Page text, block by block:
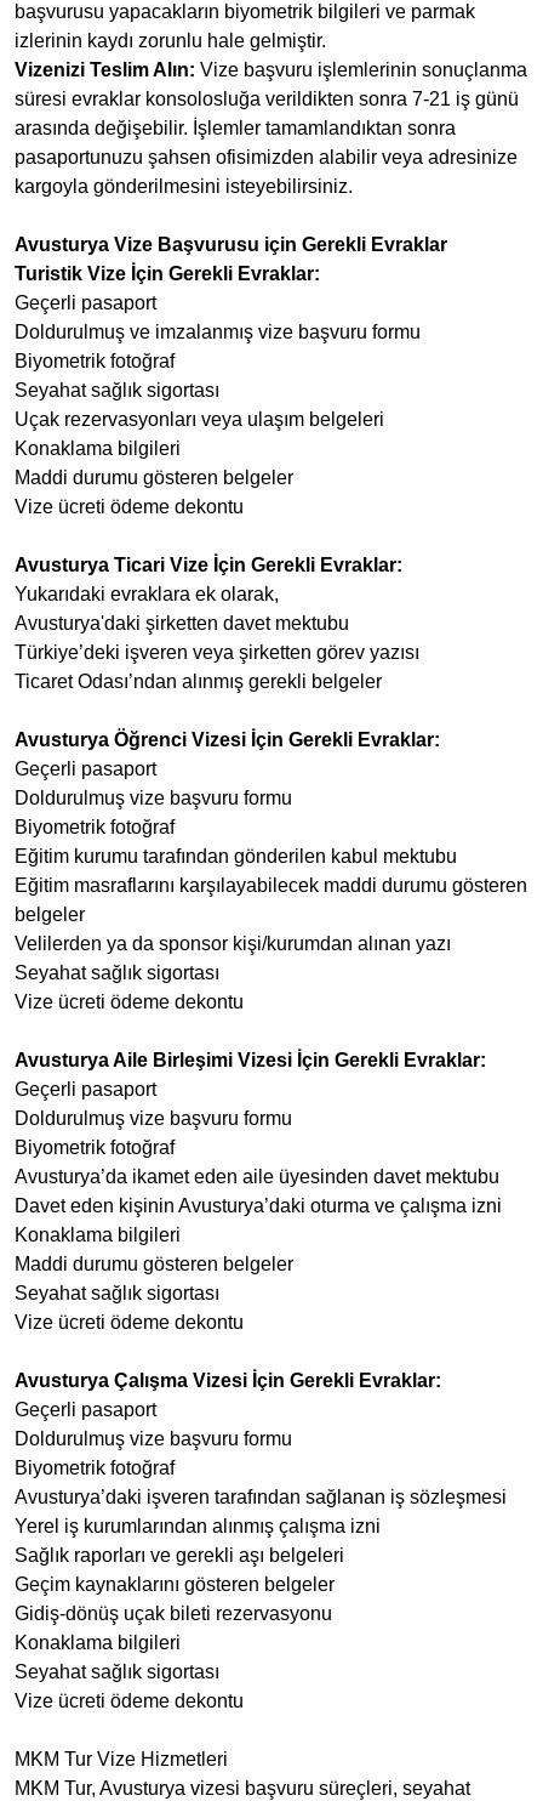
başvurusu yapacakların biyometrik bilgileri ve parmak
izlerinin kaydı zorunlu hale gelmiştir.
Vizenizi Teslim Alın: Vize başvuru işlemlerinin sonuçlanma
süresi evraklar konsolosluğa verildikten sonra 7-21 iş günü
arasında değişebilir. İşlemler tamamlandıktan sonra
pasaportunuzu şahsen ofisimizden alabilir veya adresinize
kargoyla gönderilmesini isteyebilirsiniz.
Avusturya Vize Başvurusu için Gerekli Evraklar
Turistik Vize İçin Gerekli Evraklar:
Geçerli pasaport
Doldurulmuş ve imzalanmış vize başvuru formu
Biyometrik fotoğraf
Seyahat sağlık sigortası
Uçak rezervasyonları veya ulaşım belgeleri
Konaklama bilgileri
Maddi durumu gösteren belgeler
Vize ücreti ödeme dekontu
Avusturya Ticari Vize İçin Gerekli Evraklar:
Yukarıdaki evraklara ek olarak,
Avusturya'daki şirketten davet mektubu
Türkiye’deki işveren veya şirketten görev yazısı
Ticaret Odası’ndan alınmış gerekli belgeler
Avusturya Öğrenci Vizesi İçin Gerekli Evraklar:
Geçerli pasaport
Doldurulmuş vize başvuru formu
Biyometrik fotoğraf
Eğitim kurumu tarafından gönderilen kabul mektubu
Eğitim masraflarını karşılayabilecek maddi durumu gösteren
belgeler
Velilerden ya da sponsor kişi/kurumdan alınan yazı
Seyahat sağlık sigortası
Vize ücreti ödeme dekontu
Avusturya Aile Birleşimi Vizesi İçin Gerekli Evraklar:
Geçerli pasaport
Doldurulmuş vize başvuru formu
Biyometrik fotoğraf
Avusturya’da ikamet eden aile üyesinden davet mektubu
Davet eden kişinin Avusturya’daki oturma ve çalışma izni
Konaklama bilgileri
Maddi durumu gösteren belgeler
Seyahat sağlık sigortası
Vize ücreti ödeme dekontu
Avusturya Çalışma Vizesi İçin Gerekli Evraklar:
Geçerli pasaport
Doldurulmuş vize başvuru formu
Biyometrik fotoğraf
Avusturya’daki işveren tarafından sağlanan iş sözleşmesi
Yerel iş kurumlarından alınmış çalışma izni
Sağlık raporları ve gerekli aşı belgeleri
Geçim kaynaklarını gösteren belgeler
Gidiş-dönüş uçak bileti rezervasyonu
Konaklama bilgileri
Seyahat sağlık sigortası
Vize ücreti ödeme dekontu
MKM Tur Vize Hizmetleri
MKM Tur, Avusturya vizesi başvuru süreçleri, seyahat